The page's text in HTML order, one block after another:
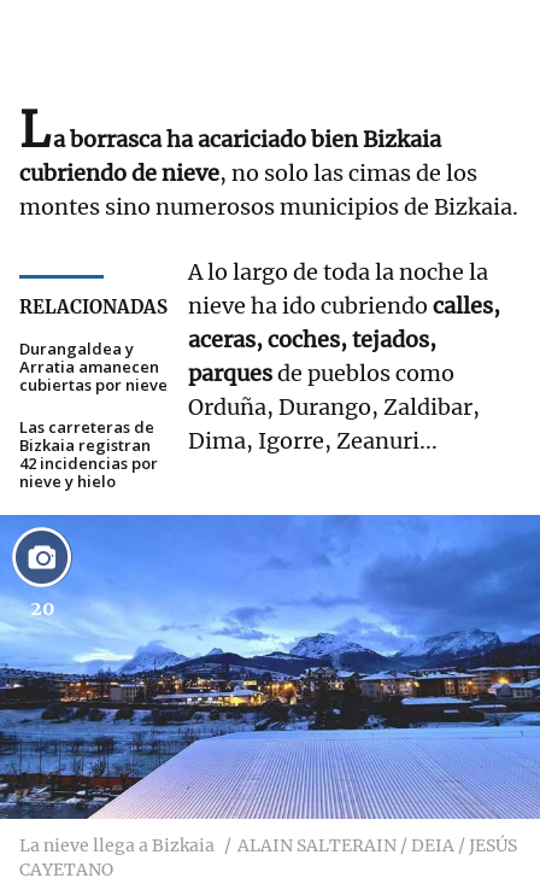
La borrasca ha acariciado bien Bizkaia
cubriendo de nieve, no solo las cimas de los
montes sino numerosos municipios de Bizkaia.
RELACIONADAS
Durangaldea y
Arratia amanecen
cubiertas por nieve
Las carreteras de
Bizkaia registran
42 incidencias por
nieve y hielo
A lo largo de toda la noche la
nieve ha ido cubriendo calles,
aceras, coches, tejados,
parquesde pueblos como
Orduña, Durango, Zaldibar,
Dima, Igorre, Zeanuri...
20
La nieve llega a Bizkaia
ALAIN SALTERAIN / DEIA / JESÚS
CAYETANO